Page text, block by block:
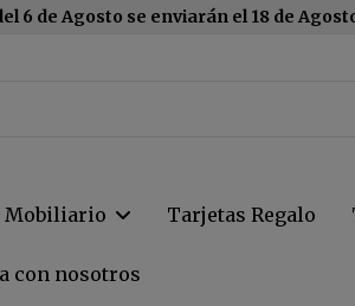
6 de Agosto se enviarán el 18 de
Mobiliario Tarjetas Regalo
con nosotros